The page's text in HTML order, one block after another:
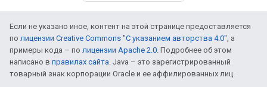
Если не указано иное, контент на этой странице предоставляется
по лицензии Creative Commons "С указанием авторства 4.0", а
примеры кода – по лицензии Apache 2.0. Подробнее об этом
написано в правилах сайта. Java – это зарегистрированный
товарный знак корпорации Oracle и ее аффилированных лиц.